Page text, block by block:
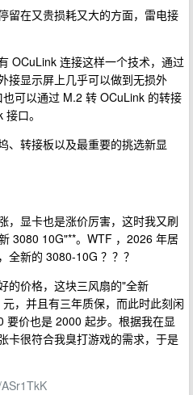
留在又贵损耗又大的方面，雷电接
OCuLink 连接这样一个技术，通过
接显示屏上几乎可以做到无损外
可以通过 M.2 转 OCuLink 的转接
口。
、转接板以及最重要的挑选新显
，显卡也是涨价厉害，这时我又刷
3080 10G"**。WTF ，2026 年居
全新的 3080-10G ？？？
的价格，这块三风扇的"全新
，并且有三年质保，而此时此刻闲
要价也是 2000 起步。根据我在显
卡很符合我臭打游戏的需求，于是